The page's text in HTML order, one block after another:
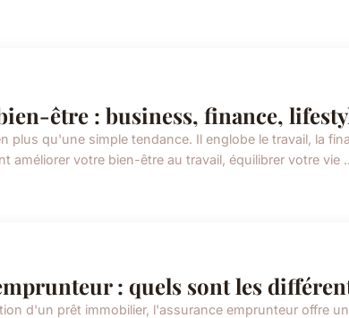
être : business, finance,
plus qu'une simple tendance. Il englobe le travail, la
améliorer votre bien-être au travail, équilibrer votre vie
: quels sont les
d'un prêt immobilier, l'assurance emprunteur offre